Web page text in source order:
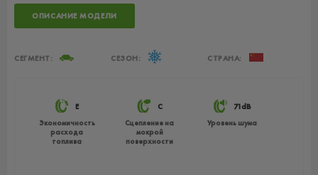
ОПИСАНИЕ МОДЕЛИ
E
Экономичность
расхода
топлива
C
Сцепление на
мокрой
поверхности
71dB
Уровень шума
СЕГМЕНТ: СЕЗОН: СТРАНА: